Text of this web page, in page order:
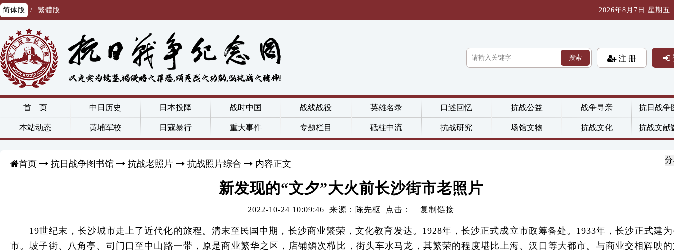
简体版 / 繁體版 2026年8月7日 星期五
搜索 注 册
首 页 中日历史 日本投降 战时中国 战线战役 英雄名录 口述回忆 抗战公益 战争寻亲 抗日战争
本站动态 黄埔军校 日寇暴行 重大事件 专题栏目 砥柱中流 抗战研究 场馆文物 抗战文化 抗战文献
首页 抗日战争图书馆 抗战老照片 抗战照片综合 内容正文
新发现的“文夕”大火前长沙街市老照片
2022-10-24 10:09:46 来源：陈先枢 点击： 复制链接
19世纪末，长沙城市走上了近代化的旅程。清末至民国中期，长沙商业繁荣，文化教育发达。1928年，长沙正式成立市政筹备处。1933年，长沙正式建
市。坡子街、八角亭、司门口至中山路一带，原是商业繁华之区，店铺鳞次栉比，街头车水马龙，其繁荣的程度堪比上海、汉口等大都市。与商业交相辉映